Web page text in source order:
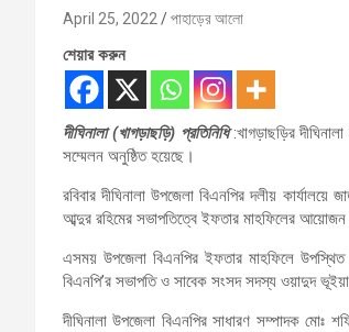
April 25, 2022 পাহাড়ের আলো
শেয়ার করুন
দীঘিনালা (খাগড়াছড়ি) প্রতিনিধি:খাগড়াছড়ির
সম্মেলন অনুষ্ঠিত হয়েছে।
রবিবার দীঘিনালা উপজেলা বিএনপির দলীয়
আব্দুর রহিমের সভাপতিত্বে ইফতার মাহফিলের
এসময় উপজেলা বিএনপির ইফতার মাহফিলে উপস্থিত
বিএনপি’র সভাপতি ও সাবেক সংসদ সদস্য ওয়াদুদ
দীঘিনালা উপজেলা বিএনপির সাধারণ সম্পাদক